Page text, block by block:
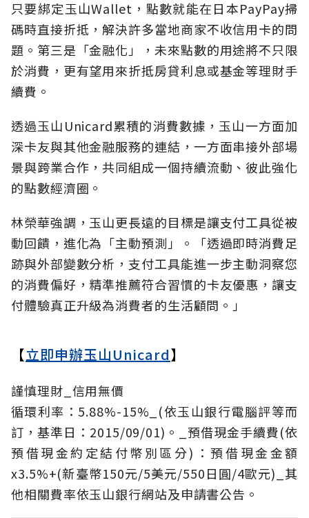
只要綁定玉山Wallet，點數就能在日本PayPay掃
碼時直接折抵，解決許多當地商家不收信用卡的問
題。第三是「金融化」，未來點數的用途將不只限
於消費，更有望用來折抵房貸利息或基金等理財手
續費。
透過玉山Unicard累積的消費數據，玉山一方面加
深卡友與其他金融服務的連結，一方面串接外部場
景與跨業合作，共同組成一個持續流動、彼此強化
的點數經濟圈。
林榮華強調，玉山更長遠的目標是讓支付工具從被
動回饋，進化為「主動預測」。「透過即時消費足
跡與外部變數分析，支付工具能進一步主動洞察您
的消費偏好，精準推薦符合習慣的卡友優惠，讓支
付體驗真正升級為消費者的生活顧問。」
【立即申辦玉山Unicard】
謹慎理財_信用無價
循環利率：5.88%-15%_(依玉山銀行電腦評等而
訂，基準日：2015/09/01)。_預借現金手續費(依
預借現金約定結付幣別區分)：預借現金金額
x3.5%+(新臺幣150元/5美元/550日圓/4歐元)_其
他相關費率依玉山銀行網站及申請書公告。